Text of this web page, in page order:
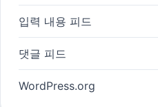
입력 내용 피드
댓글 피드
WordPress.org